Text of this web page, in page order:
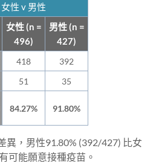
女性 v 男性
女性 (n =
496)
男性 (n =
427)
418 392
51 35
84.27% 91.80%
異，男性91.80% (392/427) 比女
可能願意接種疫苗。